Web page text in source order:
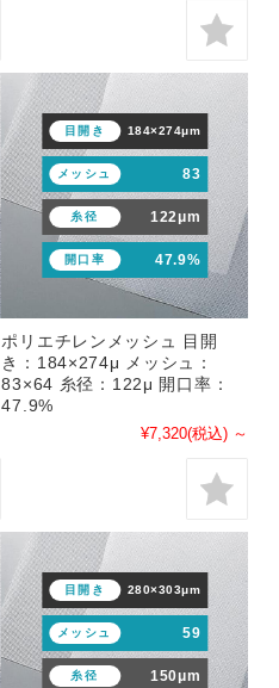
目開き 184×274μm
メッシュ 83
糸径 122μm
開口率 47.9%
ポリエチレンメッシュ 目開
き：184×274μ メッシュ：
83×64 糸径：122μ 開口率：
47.9%
¥7,320(税込) ～
目開き 280×303μm
メッシュ 59
糸径 150μm